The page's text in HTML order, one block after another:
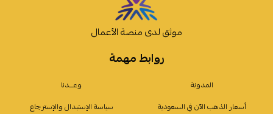
روابط مهمة
المدونة
وعـــدنا
أسعار الذهب الآن في السعودية
سياسة الإستبدال والإسترجاع
موثق لدى منصة الأعمال